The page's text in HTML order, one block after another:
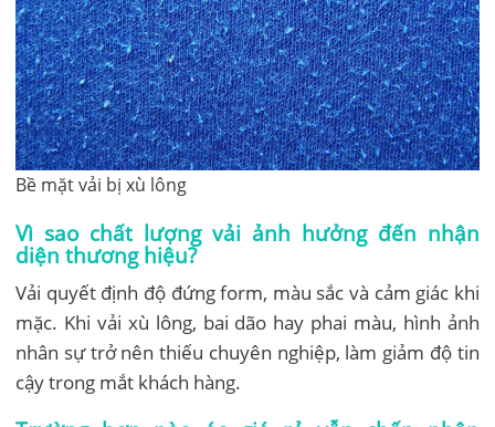
Bề mặt vải bị xù lông
Vì sao chất lượng vải ảnh hưởng đến nhận
diện thương hiệu?
Vải quyết định độ đứng form, màu sắc và cảm giác khi
mặc. Khi vải xù lông, bai dão hay phai màu, hình ảnh
nhân sự trở nên thiếu chuyên nghiệp, làm giảm độ tin
cậy trong mắt khách hàng.